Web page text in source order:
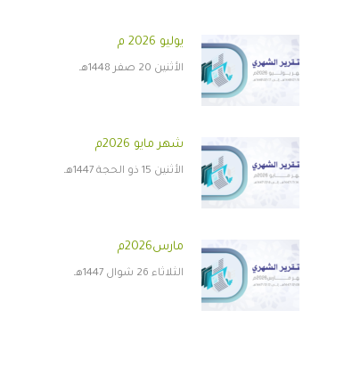
يوليو 2026 م
الأثنين 20 صفر 1448هـ
شهر مايو 2026م
الأثنين 15 ذو الحجة 1447هـ
مارس2026م
الثلاثاء 26 شوال 1447هـ